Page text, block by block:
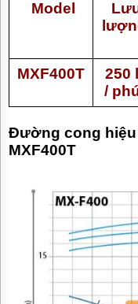
Model
MXF400T
250
/
Đường cong
MXF400T